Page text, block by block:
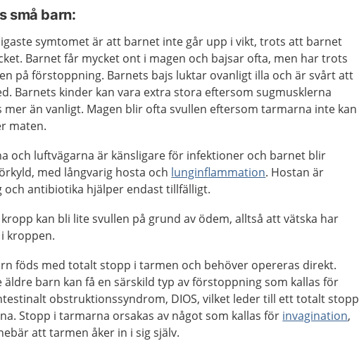
små barn:
symtomet är att barnet inte går upp i vikt, trots att barnet
Barnet får mycket ont i magen och bajsar ofta, men har trots
på förstoppning. Barnets bajs luktar ovanligt illa och är svårt att
Barnets kinder kan vara extra stora eftersom sugmusklerna
mer än vanligt. Magen blir ofta svullen eftersom tarmarna inte kan
maten.
och luftvägarna är känsligare för infektioner och barnet blir
med långvarig hosta och lunginflammation. Hostan är
och antibiotika hjälper endast tillfälligt.
kan bli lite svullen på grund av ödem, alltså att vätska har
kroppen.
föds med totalt stopp i tarmen och behöver opereras direkt.
äldre barn kan få en särskild typ av förstoppning som kallas för
obstruktionssyndrom, DIOS, vilket leder till ett totalt stopp
Stopp i tarmarna orsakas av något som kallas för invagination,
att tarmen åker in i sig själv.